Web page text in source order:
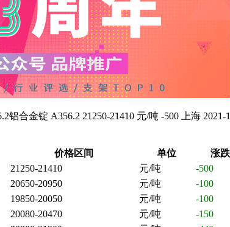
合金锭 A356.2 21250-21410 元/吨 -500 上海
价格区间 单位 涨跌
21250-21410 元/吨 -500
20650-20950 元/吨 -100
19850-20050 元/吨 -100
20080-20470 元/吨 -150